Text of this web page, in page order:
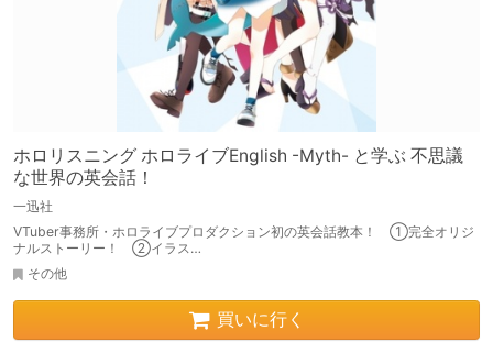
ホロリスニング ホロライブEnglish -Myth- と学ぶ 不思議
な世界の英会話！
一迅社
VTuber事務所・ホロライブプロダクション初の英会話教本！ ①完全オリジ
ナルストーリー！ ②イラス…
その他
買いに行く